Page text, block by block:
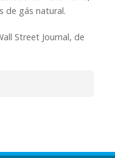
de gás natural.
Street Journal, de